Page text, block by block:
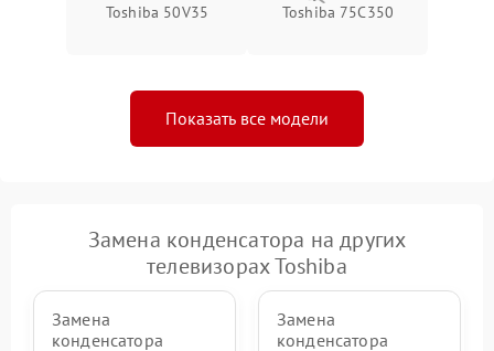
Toshiba 50V35 Toshiba 75C350
Показать все модели
Замена конденсатора на других
телевизорах Toshiba
Замена
конденсатора
Замена
конденсатора